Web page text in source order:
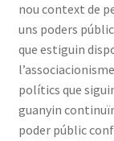
nou context de
uns poders
que estiguin
polítics que
guanyin
poder públic